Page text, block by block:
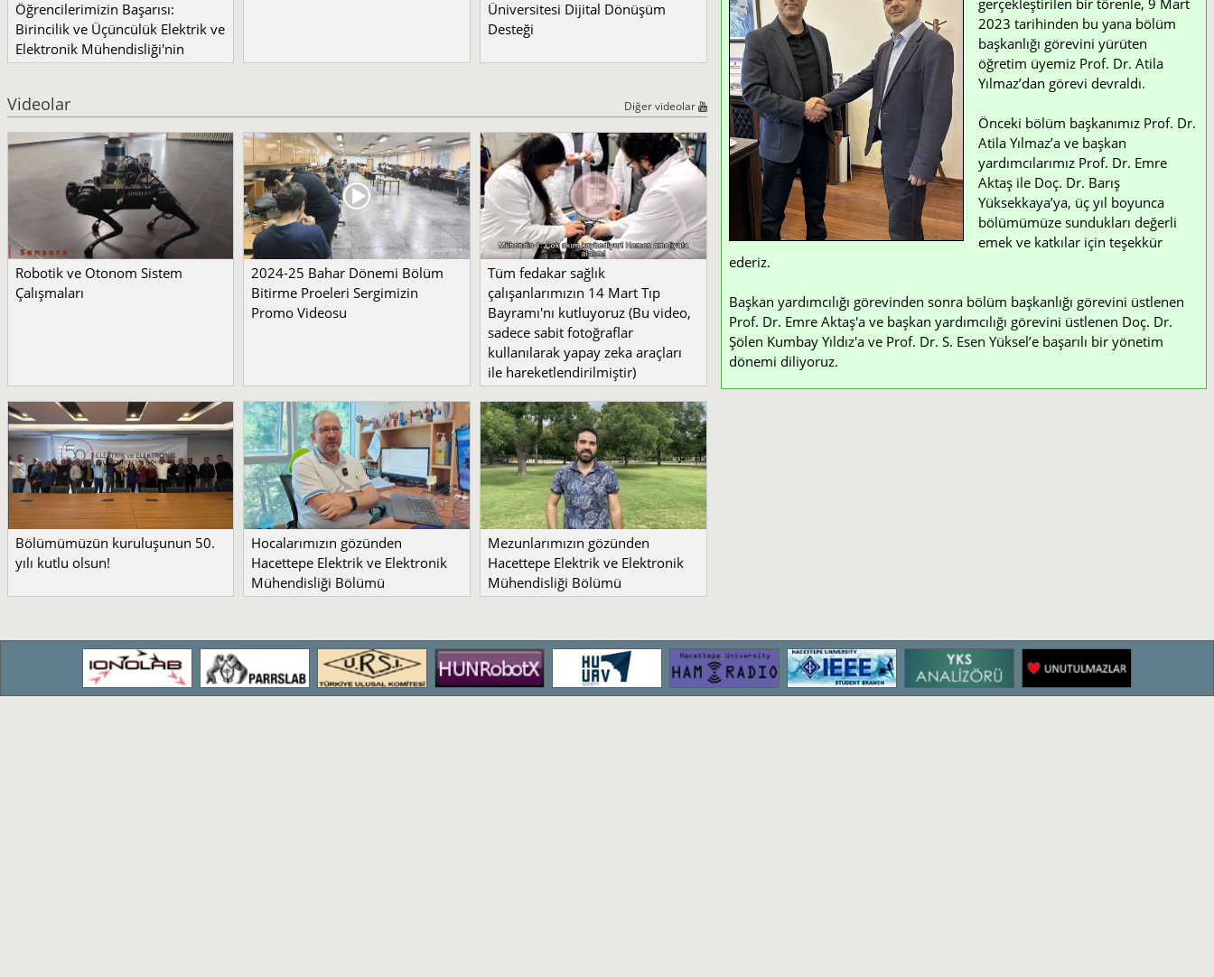
Öğrencilerimizin Başarısı:
Birincilik ve Üçüncülük Elektrik ve
Elektronik Mühendisliği'nin
Üniversitesi Dijital Dönüşüm
Desteği
Videolar Diğer videolar
Robotik ve Otonom Sistem
Çalışmaları
2024-25 Bahar Dönemi Bölüm
Bitirme Proeleri Sergimizin
Promo Videosu
Tüm fedakar sağlık
çalışanlarımızın 14 Mart Tıp
Bayramı'nı kutluyoruz (Bu video,
sadece sabit fotoğraflar
kullanılarak yapay zeka araçları
ile hareketlendirilmiştir)
Bölümümüzün kuruluşunun 50.
yılı kutlu olsun!
Hocalarımızın gözünden
Hacettepe Elektrik ve Elektronik
Mühendisliği Bölümü
Mezunlarımızın gözünden
Hacettepe Elektrik ve Elektronik
Mühendisliği Bölümü
2023 tarihinden bu yana bölüm
başkanlığı görevini yürüten
öğretim üyemiz Prof. Dr. Atila
Yılmaz’dan görevi devraldı.
Önceki bölüm başkanımız Prof. Dr.
Atila Yılmaz’a ve başkan
yardımcılarımız Prof. Dr. Emre
Aktaş ile Doç. Dr. Barış
Yüksekkaya’ya, üç yıl boyunca
bölümümüze sundukları değerli
emek ve katkılar için teşekkür
ederiz.
Başkan yardımcılığı görevinden sonra bölüm başkanlığı görevini üstlenen
Prof. Dr. Emre Aktaş'a ve başkan yardımcılığı görevini üstlenen Doç. Dr.
Şölen Kumbay Yıldız'a ve Prof. Dr. S. Esen Yüksel’e başarılı bir yönetim
dönemi diliyoruz.